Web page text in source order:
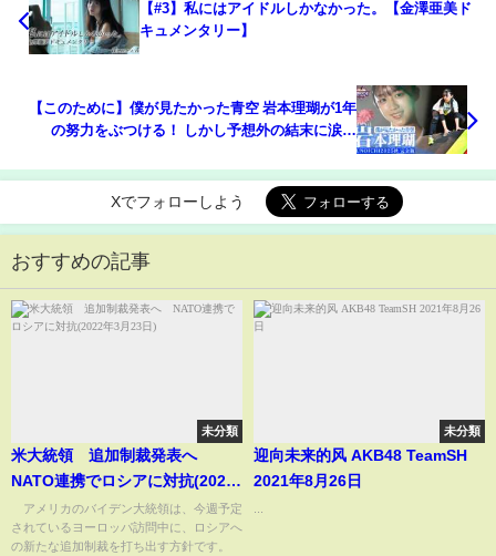
【#3】私にはアイドルしかなかった。【金澤亜美ド
キュメンタリー】
【このために】僕が見たかった青空 岩本理瑚が1年
の努力をぶつける！ しかし予想外の結末に涙…
Xでフォローしよう
おすすめの記事
未分類
米大統領 追加制裁発表へ
NATO連携でロシアに対抗(2022
年3月23日)
アメリカのバイデン大統領は、今週予定
されているヨーロッパ訪問中に、ロシアへ
の新たな追加制裁を打ち出す方針です。
未分類
迎向未来的风 AKB48 TeamSH
2021年8月26日